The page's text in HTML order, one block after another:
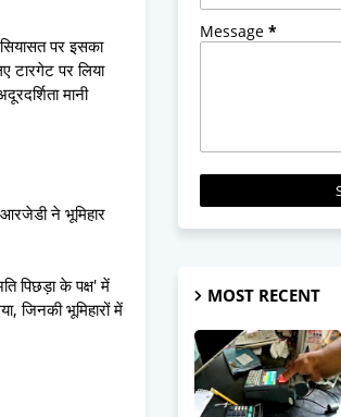
पर इसका
टारगेट पर लिया
मानी
ने भूमिहार
पिछड़ा के पक्ष' में
जिनकी भूमिहारों में
Message *
MOST RECENT